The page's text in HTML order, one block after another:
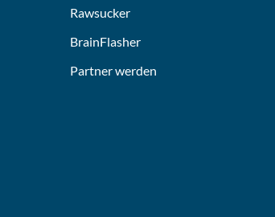
Rawsucker
BrainFlasher
Partner werden